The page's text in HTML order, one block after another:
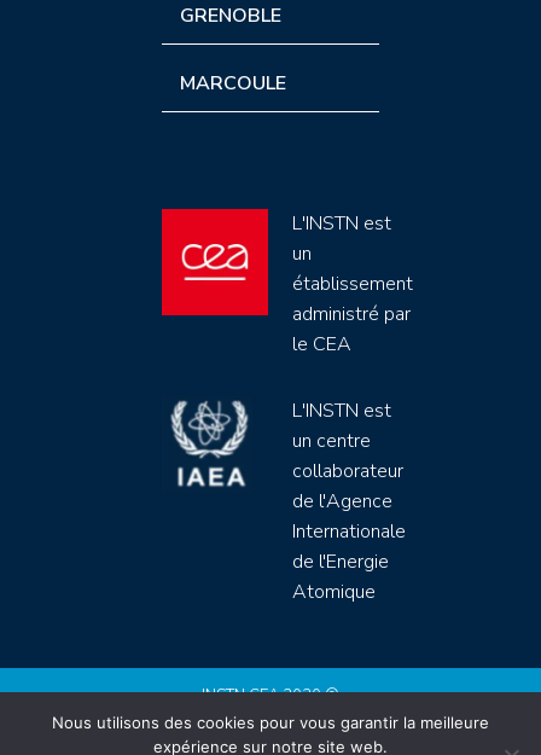
GRENOBLE
MARCOULE
L'INSTN est
un
établissement
administré par
le CEA
L'INSTN est
un centre
collaborateur
de l'Agence
Internationale
de l'Energie
Atomique
INSTN CEA 2020 ©
Politique de protection de données (rgpd)
Nous utilisons des cookies pour vous garantir la meilleure
expérience sur notre site web.